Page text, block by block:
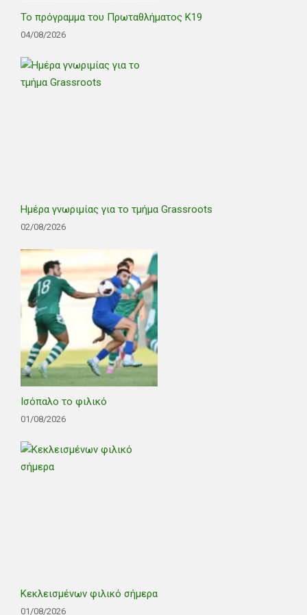
Το πρόγραμμα του Πρωταθλήματος Κ19
04/08/2026
Ημέρα γνωριμίας για το τμήμα Grassroots
02/08/2026
Ισόπαλο το φιλικό
01/08/2026
Κεκλεισμένων φιλικό σήμερα
01/08/2026